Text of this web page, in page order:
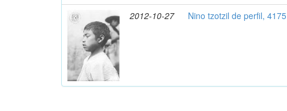
2012-10-27 Nino tzotzil de perfil, 4175